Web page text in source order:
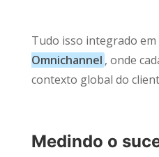
Tudo isso integrado em
Omnichannel , onde
contexto global do
Medindo o